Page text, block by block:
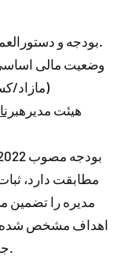
• بودجه و دستورالعمل های وزارت.
(مازاد/
• هیئت مدیره
مطابقت دارد،
مدیره را تضمین
اهداف مشخص شده
جدید ما حمایت می کند.